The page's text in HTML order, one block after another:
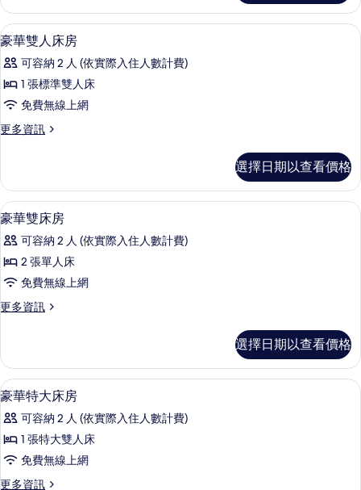
Suite
的
詳
顯
示
豪
華
雙
人
房
的
所
有
相
片
埃及棉床單、高級寢具、記憶床墊、
5
豪華雙人床房
可容納 2 人 (依實際入住人數計費)
1 張標準雙人床
免費無線上網
更多資訊
更
雙
人
床
的
詳
選擇日期以查看價格
顯
示
豪
華
雙
床
的
所
有
相
片
埃及棉床單、高級寢具、記憶床墊、
5
豪華雙床房
可容納 2 人 (依實際入住人數計費)
2 張單人床
免費無線上網
更多資訊
更
雙
床
房
詳
情
選擇日期以查看價格
顯
示
豪
華
特
埃及棉床單、高級寢具、記憶床墊、
4
豪華特大床房
可容納 2 人 (依實際入住人數計費)
1 張特大雙人床
免費無線上網
更多資訊
更